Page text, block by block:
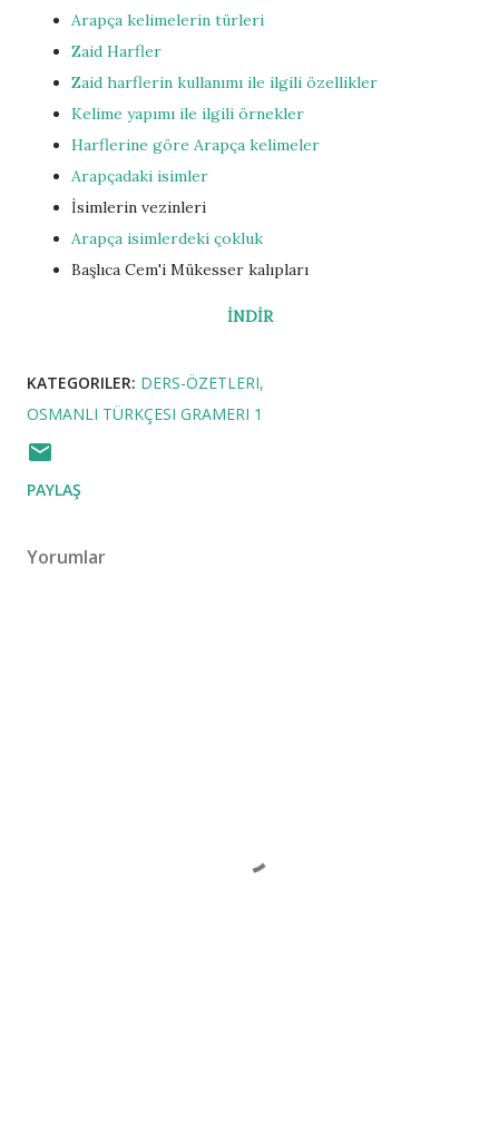
Arapça kelimelerin türleri
Zaid Harfler
Zaid harflerin kullanımı ile ilgili özellikler
Kelime yapımı ile ilgili örnekler
Harflerine göre Arapça kelimeler
Arapçadaki isimler
İsimlerin vezinleri
Arapça isimlerdeki çokluk
Başlıca Cem'i Mükesser kalıpları
İNDİR
KATEGORILER: DERS-ÖZETLERI
OSMANLI TÜRKÇESI GRAMERI 1
PAYLAŞ
Yorumlar